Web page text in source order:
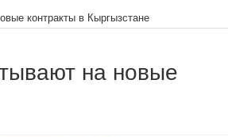
контракты в Кыргызстане
на новые